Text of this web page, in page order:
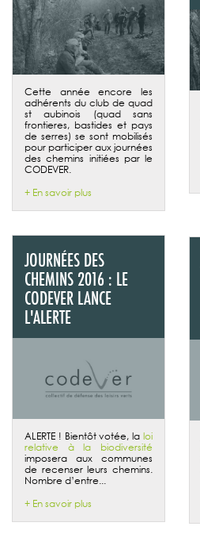
Cette année encore les
adhérents du club de quad
st aubinois (quad sans
frontieres, bastides et pays
de serres) se sont mobilisés
pour participer aux journées
des chemins initiées par le
CODEVER.
+ En savoir plus
JOURNÉES DES
CHEMINS 2016 : LE
CODEVER LANCE
L'ALERTE
ALERTE ! Bientôt votée, la loi
relative à la biodiversité
imposera aux communes
de recenser leurs chemins.
Nombre d’entre...
+ En savoir plus